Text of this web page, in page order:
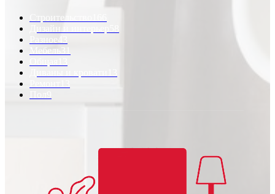
Строительство
Дизайн и интерьер
Разное43
Мебель